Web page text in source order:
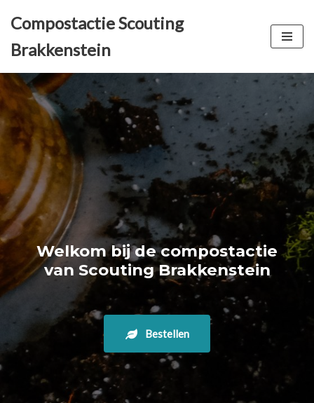
naar
de
inhoud
Compostactie Scouting
Brakkenstein
Welkom bij de compostactie
van Scouting Brakkenstein
Bestellen